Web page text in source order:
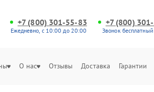
+7 (800) 301-55-83
Ежедневно, с 10:00 до 20:00
+7 (800)
Звонок
О нас Отзывы Доставка Гарантии